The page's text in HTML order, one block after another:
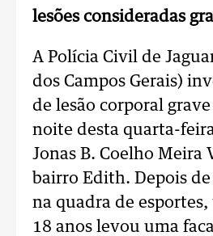
lesões consideradas
A Polícia Civil de
dos Campos Gerais)
de lesão corporal
noite desta quarta-
Jonas B. Coelho Meira
bairro Edith. Depois
na quadra de esportes,
18 anos levou uma